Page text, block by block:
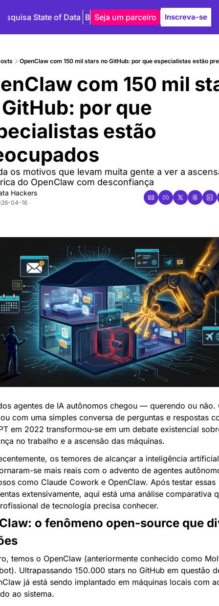
State of Data Blog Autores
Seja um parceiro Inscreva-se
OpenClaw com 150 mil stars no GitHub: por que especialistas estão
com 150 mil
por que
estão
os motivos que levam muita gente a ver a
do OpenClaw com desconfiança
Hackers
04-16
agentes de IA autônomos chegou — querendo ou não.
com uma simples conversa de perguntas e respostas
em 2022 transformou-se em um debate existencial
no trabalho e a ascensão das máquinas.
os temores de alcançar a inteligência
se mais reais com o advento de agentes
como Claude Cowork e OpenClaw. Após testar essas
extensivamente, aqui está uma análise comparativa
de tecnologia precisa conhecer.
o fenômeno open-source que
temos o OpenClaw (anteriormente conhecido como
Ultrapassando 150.000 stars no GitHub em questão
já está sendo implantado em máquinas locais com
ao sistema.